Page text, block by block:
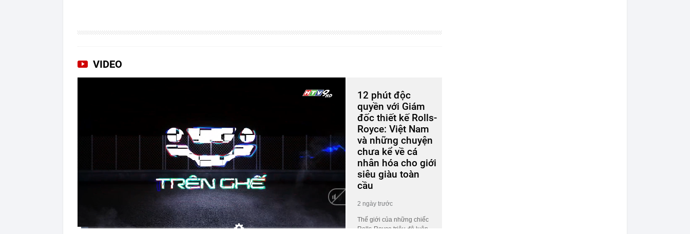
VIDEO
CurrentDuration
12 phút độc
quyền với Giám
đốc thiết kế Rolls-
Royce: Việt Nam
và những chuyện
chưa kể về cá
nhân hóa cho giới
siêu giàu toàn
cầu
2 ngày trước
Thế giới của những chiếc
Rolls-Royce triệu đô luôn